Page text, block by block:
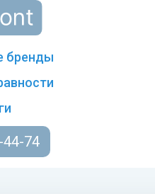
бренды
74